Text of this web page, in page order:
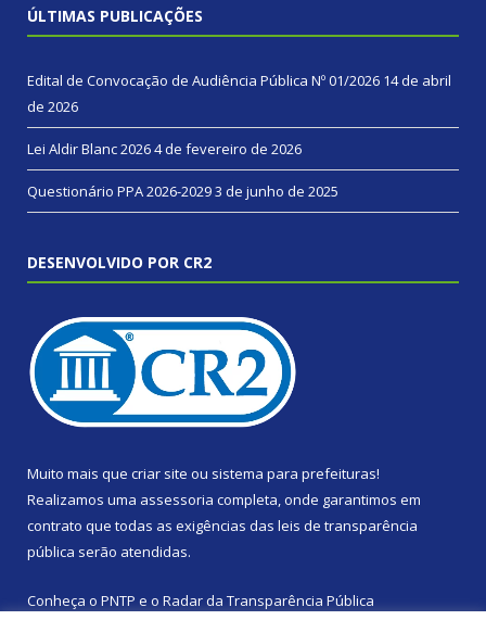
ÚLTIMAS PUBLICAÇÕES
Edital de Convocação de Audiência Pública Nº 01/2026 14 de abril
de 2026
Lei Aldir Blanc 20264 de fevereiro de 2026
Questionário PPA 2026-20293 de junho de 2025
DESENVOLVIDO POR CR2
Muito mais que criar site ou sistema para prefeituras!
Realizamos uma assessoria completa, onde garantimos em
contrato que todas as exigências das leis de transparência
pública serão atendidas.
Conheça o PNTP e o Radar da Transparência Pública